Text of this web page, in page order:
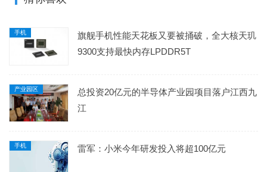
手机
旗舰手机性能天花板又要被捅破，全大核天玑
9300支持最快内存LPDDR5T
产业园区
总投资20亿元的半导体产业园项目落户江西九
江
手机 雷军：小米今年研发投入将超100亿元